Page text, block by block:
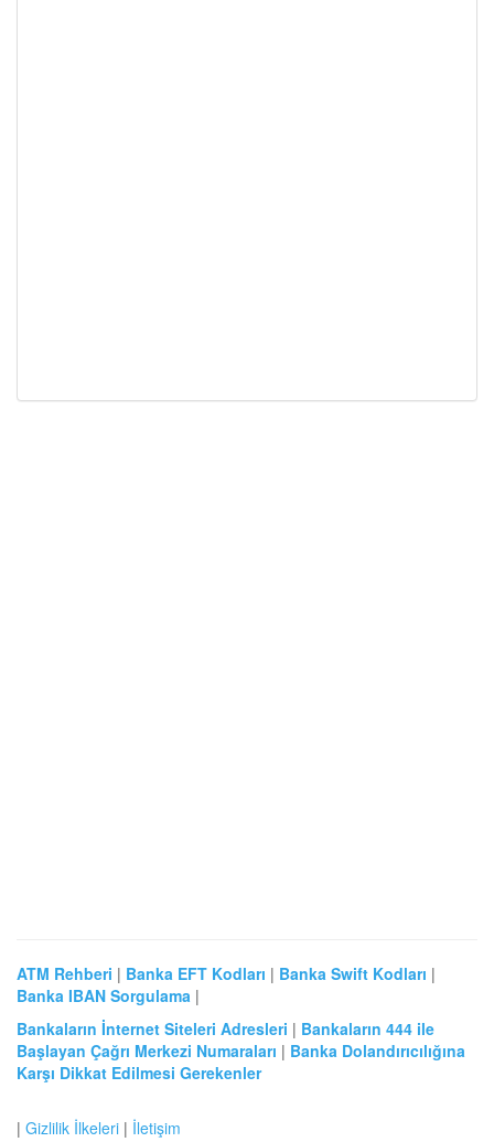
ATM Rehberi | Banka EFT Kodları | Banka Swift Kodları |
Banka IBAN Sorgulama |
Bankaların İnternet Siteleri Adresleri | Bankaların 444 ile
Başlayan Çağrı Merkezi Numaraları | Banka Dolandırıcılığına
Karşı Dikkat Edilmesi Gerekenler
| Gizlilik İlkeleri | İletişim